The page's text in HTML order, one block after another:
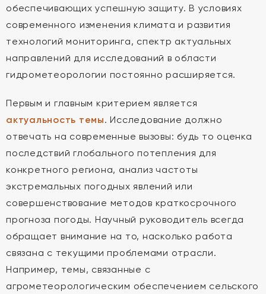
обеспечивающих успешную защиту. В условиях
современного изменения климата и развития
технологий мониторинга, спектр актуальных
направлений для исследований в области
гидрометеорологии постоянно расширяется.
Первым и главным критерием является
актуальность темы. Исследование должно
отвечать на современные вызовы: будь то оценка
последствий глобального потепления для
конкретного региона, анализ частоты
экстремальных погодных явлений или
совершенствование методов краткосрочного
прогноза погоды. Научный руководитель всегда
обращает внимание на то, насколько работа
связана с текущими проблемами отрасли.
Например, темы, связанные с
агрометеорологическим обеспечением сельского